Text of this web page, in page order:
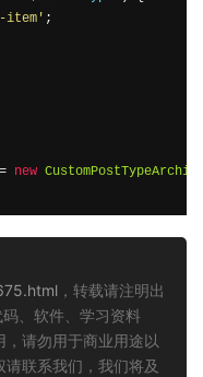
item' ;
= new
，转载请注明出
、软件、学习资料
请勿用于商业用途以
联系我们，我们将及